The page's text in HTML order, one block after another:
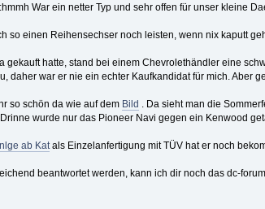
War ein netter Typ und sehr offen für unser kleine
so einen Reihensechser noch leisten, wenn nix kaputt
gekauft hatte, stand bei einem Chevrolethändler eine
daher war er nie ein echter Kaufkandidat für mich. Aber
so schön da wie auf dem Bild . Da sieht man die
wurde nur das Pioneer Navi gegen ein Kenwood
ab Katals Einzelanfertigung mit TÜV hat er noch
beantwortet werden, kann ich dir noch das dc-